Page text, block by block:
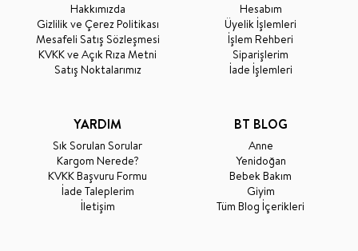
Hakkımızda
Gizlilik ve Çerez Politikası
Mesafeli Satış Sözleşmesi
KVKK ve Açık Rıza Metni
Satış Noktalarımız
Hesabım
Üyelik İşlemleri
İşlem Rehberi
Siparişlerim
İade İşlemleri
YARDIM
Sık Sorulan Sorular
Kargom Nerede?
KVKK Başvuru Formu
İade Taleplerim
İletişim
BT BLOG
Anne
Yenidoğan
Bebek Bakım
Giyim
Tüm Blog İçerikleri